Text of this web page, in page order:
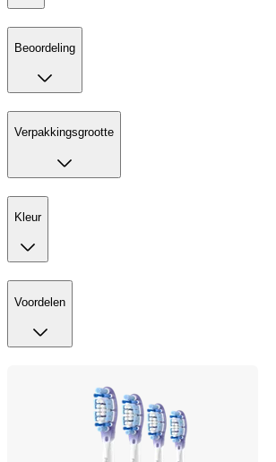
Beoordeling
Verpakkingsgrootte
Kleur
Voordelen